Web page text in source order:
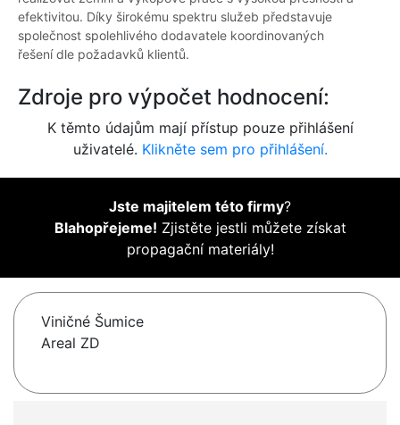
efektivitou. Díky širokému spektru služeb představuje
společnost spolehlivého dodavatele koordinovaných
řešení dle požadavků klientů.
Zdroje pro výpočet hodnocení:
K těmto údajům mají přístup pouze přihlášení
uživatelé. Klikněte sem pro přihlášení.
Jste majitelem této firmy?
Blahopřejeme! Zjistěte jestli můžete získat
propagační materiály!
Viničné Šumice
Areal ZD